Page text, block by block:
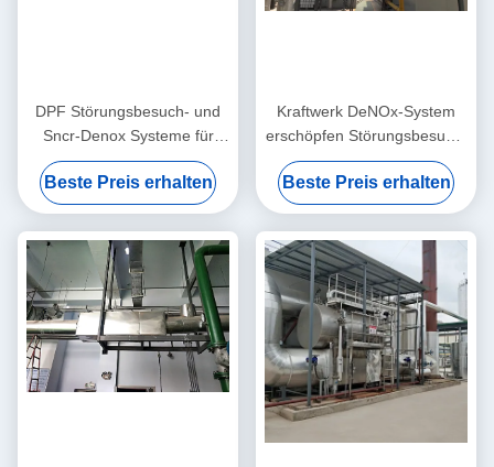
DPF Störungsbesuch- und
Sncr-Denox Systeme für
Kraftwerk-örtlich
festgelegten
Verbrennungsmotor CHP
CCHP
Beste Preis erhalten
Kraftwerk DeNOx-System
erschöpfen Störungsbesuch-
Abfall-Rauchgas-
Entschwefelungs-bestimmte
Reduzierung
Beste Preis erhalten